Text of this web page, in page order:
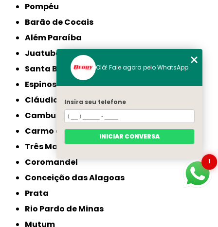
Pompéu
Barão de Cocais
Além Paraíba
Juatuba
Santa Bárbara
Espinosa
Cláudio
Cambuí
Carmo do Paranaíba
Três Marias
Coromandel
Conceição das Alagoas
Prata
Rio Pardo de Minas
Mutum
1
Olá! Fale agora pelo WhatsApp
Insira seu telefone
INICIAR CONVERSA